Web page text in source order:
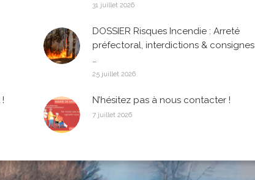
31 juillet 2026
DOSSIER Risques Incendie : Arreté
préfectoral, interdictions & consignes
…
25 juillet 2026
N’hésitez pas à nous contacter !
7 juillet 2026